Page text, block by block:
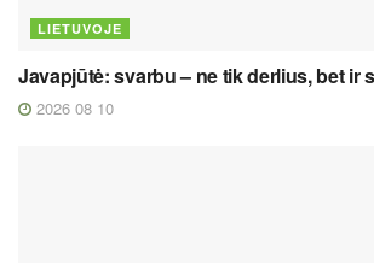
LIETUVOJE
Javapjūtė: svarbu – ne tik derlius, bet ir
2026 08 10